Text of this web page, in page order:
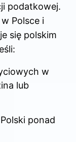
podatkowej.
Polsce i
się polskim
w
lub
ponad